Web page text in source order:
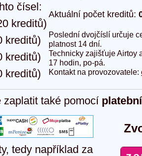
čísel:
kreditů)
kreditů)
kreditů)
kreditů)
Aktuální počet kreditů:
Poslední dvojčíslí určuje
platnost 14 dní.
Technicky zajišťuje Airtoy
17 hodin, po-pá.
Kontakt na provozovatele:
zaplatit také pomocí
tedy například za